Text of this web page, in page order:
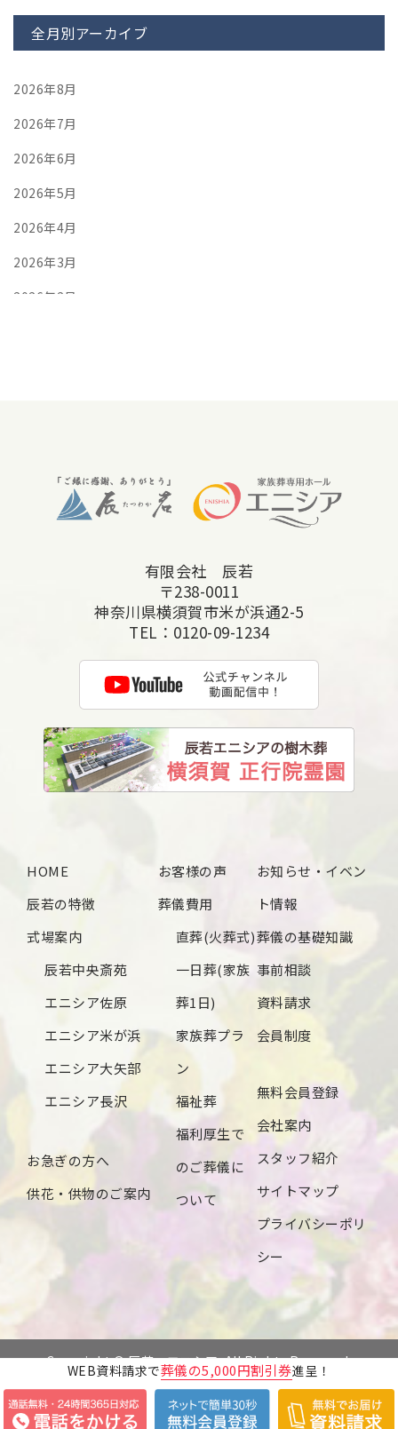
WEB資料請求で葬儀の5,000円割引券進呈！
全月別アーカイブ
2026年8月
2026年7月
2026年6月
2026年5月
2026年4月
2026年3月
2026年2月
2025年8月
2025年1月
2024年12月
2024年4月
2024年3月
2024年1月
2023年12月
2023年8月
2023年7月
2023年6月
有限会社 辰若
〒238-0011
神奈川県横須賀市米が浜通2-5
TEL： 0120-09-1234
HOME
辰若の特徴
式場案内
辰若中央斎苑
エニシア佐原
エニシア米が浜
エニシア大矢部
エニシア長沢
お急ぎの方へ
供花・供物のご案内
お客様の声
葬儀費用
直葬(火葬式)
一日葬(家族
葬1日)
家族葬プラ
ン
福祉葬
福利厚生で
のご葬儀に
ついて
お知らせ・イベン
ト情報
葬儀の基礎知識
事前相談
資料請求
会員制度
無料会員登録
会社案内
スタッフ紹介
サイトマップ
プライバシーポリ
シー
Copyright © 辰若・エニシア. All Rights Reserved.